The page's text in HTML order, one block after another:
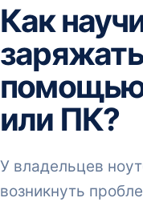
Как
помощью
или ПК?
У владельцев
возникнуть